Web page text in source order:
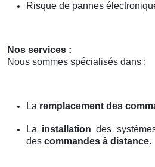
Risque de pannes
Nos services :
Nous sommes spécialisés dans :
La remplacement des
La installation des
des commandes à distance.